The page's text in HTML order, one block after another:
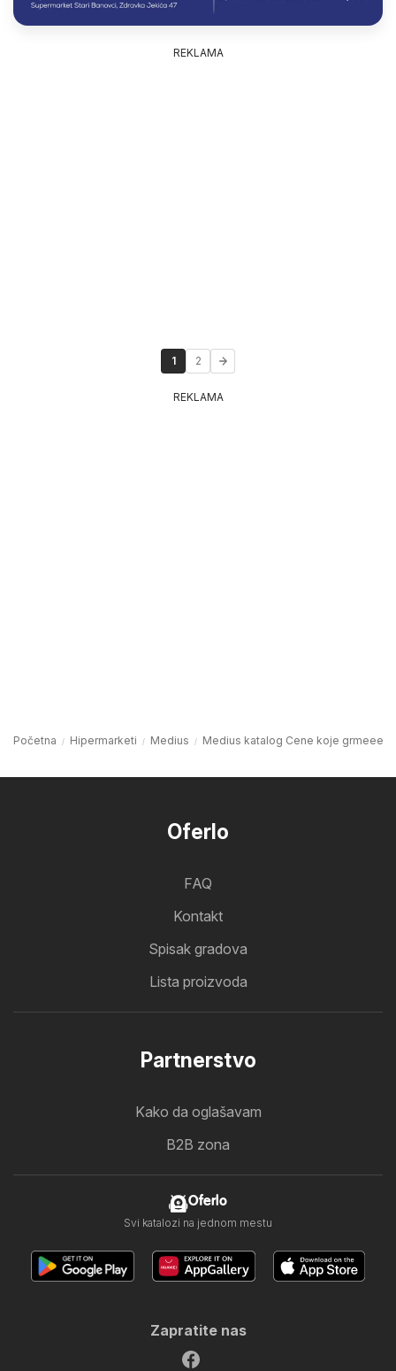
REKLAMA
1 2
REKLAMA
Početna Hipermarketi Medius Medius katalog Cene koje grmeee
Oferlo
FAQ
Kontakt
Spisak gradova
Lista proizvoda
Partnerstvo
Kako da oglašavam
B2B zona
Oferlo
Svi katalozi na jednom mestu
Zapratite nas